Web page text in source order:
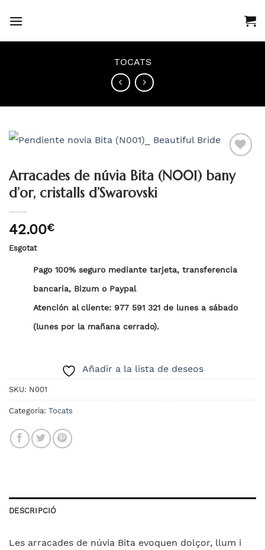
TOCATS
Arracades de núvia Bita (N001) bany
d’or, cristalls d’Swarovski
42.00€
Esgotat
Pago 100% seguro mediante tarjeta, transferencia
bancaria, Bizum o Paypal
Atención al cliente: 977 591 321 de lunes a sábado
(lunes por la mañana cerrado).
Añadir a la lista de deseos
SKU: N001
Categoria: Tocats
DESCRIPCIÓ
Les arracades de núvia Bita evoquen dolçor, llum i